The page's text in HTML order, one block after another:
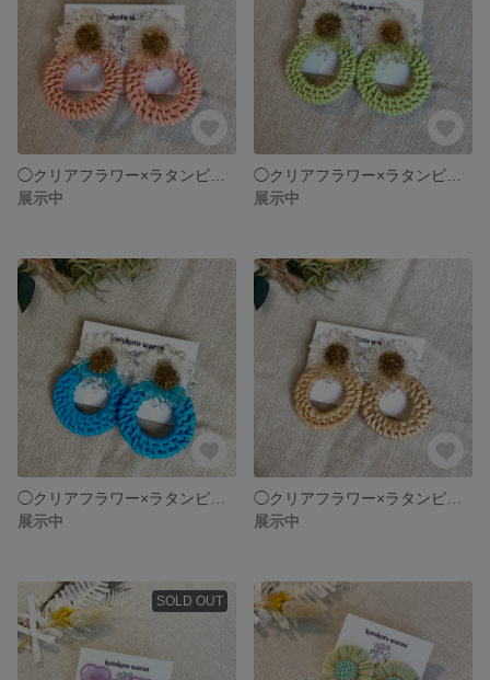
展示中
展示中
展示中
展示中
SOLD OUT